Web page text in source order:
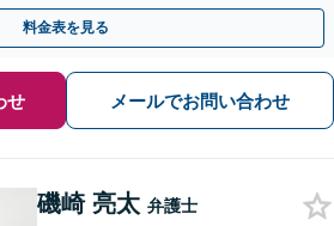
】【瓦町駅10分】
料金表を見る
せ メールでお問い合わせ
磯崎 亮太 弁護士